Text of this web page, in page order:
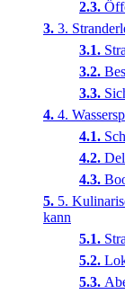
3.
4.
5.
kann